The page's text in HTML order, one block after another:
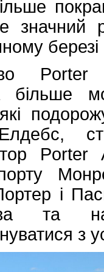
значний
більше
які
Porter
і
та
з